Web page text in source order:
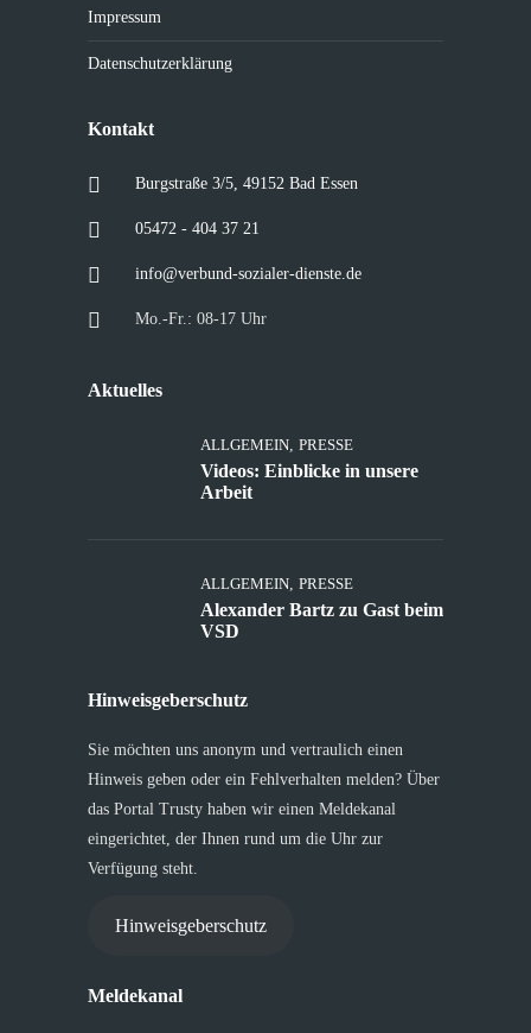
Impressum
Datenschutzerklärung
Kontakt
Burgstraße 3/5, 49152 Bad Essen
05472 - 404 37 21
info@verbund-sozialer-dienste.de
Mo.-Fr.: 08-17 Uhr
Aktuelles
ALLGEMEIN, PRESSE
Videos: Einblicke in unsere
Arbeit
ALLGEMEIN, PRESSE
Alexander Bartz zu Gast beim
VSD
Hinweisgeberschutz
Sie möchten uns anonym und vertraulich einen
Hinweis geben oder ein Fehlverhalten melden? Über
das Portal Trusty haben wir einen Meldekanal
eingerichtet, der Ihnen rund um die Uhr zur
Verfügung steht.
Hinweisgeberschutz
Meldekanal